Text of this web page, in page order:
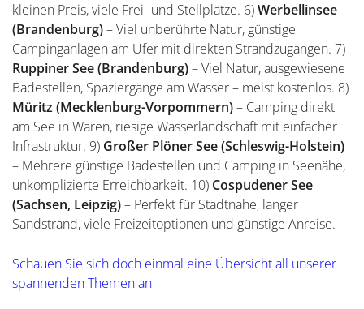
kleinen Preis, viele Frei- und Stellplätze. 6)Werbellinsee
(Brandenburg)– Viel unberührte Natur, günstige
Campinganlagen am Ufer mit direkten Strandzugängen. 7)
Ruppiner See (Brandenburg)– Viel Natur, ausgewiesene
Badestellen, Spaziergänge am Wasser – meist kostenlos. 8)
Müritz (Mecklenburg-Vorpommern)– Camping direkt
am See in Waren, riesige Wasserlandschaft mit einfacher
Infrastruktur. 9) Großer Plöner See (Schleswig-Holstein)
– Mehrere günstige Badestellen und Camping in Seenähe,
unkomplizierte Erreichbarkeit. 10) Cospudener See
(Sachsen, Leipzig)– Perfekt für Stadtnahe, langer
Sandstrand, viele Freizeitoptionen und günstige Anreise.
Schauen Sie sich doch einmal eine Übersicht all unserer
spannenden Themen an